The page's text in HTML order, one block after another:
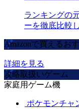
ランキングの
ーを徹底比較
Amazonで買えるお
詳細を見る
攻略取扱いゲーム
家庭用ゲーム機
ポケモンチャ